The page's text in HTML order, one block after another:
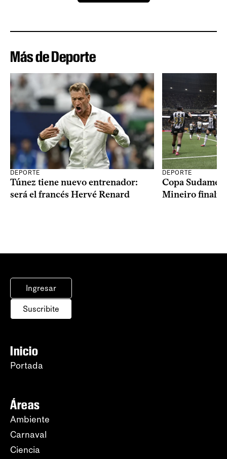
Más de Deporte
DEPORTE
Túnez tiene nuevo entrenador:
será el francés Hervé Renard
DEPORTE
Copa
Mineiro
Ingresar
Suscribite
Inicio
Portada
Áreas
Ambiente
Carnaval
Ciencia